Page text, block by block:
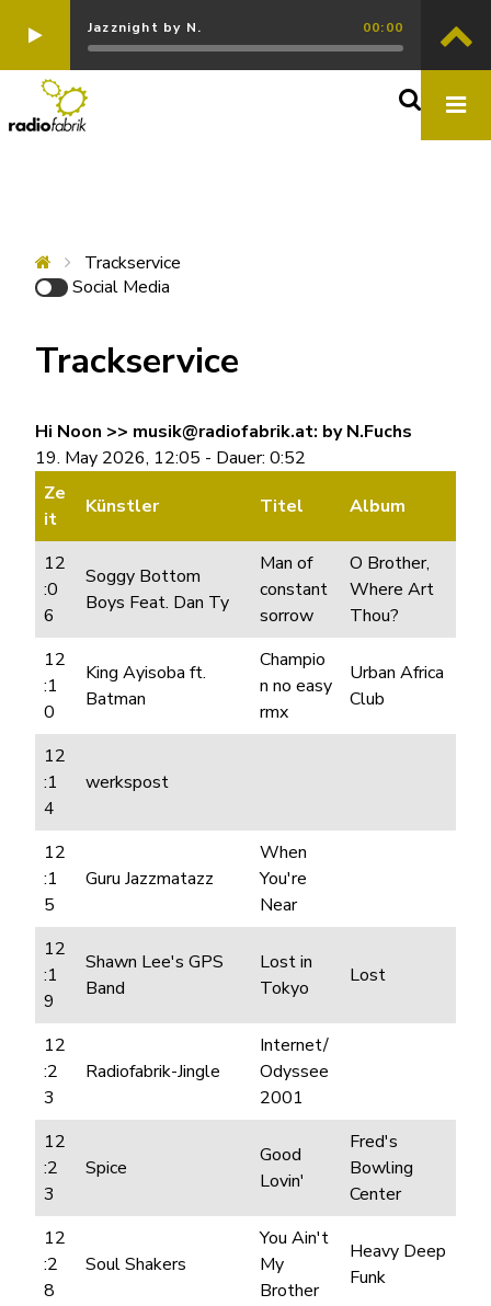
Jazznight by N. 00:00
Trackservice
Social Media
Trackservice
Hi Noon >> musik@radiofabrik.at: by N.Fuchs
19. May 2026, 12:05 - Dauer: 0:52
Ze
it
Künstler Titel Album
12
:0
6
Soggy Bottom
Boys Feat. Dan Ty
Man of
constant
sorrow
O Brother,
Where Art
Thou?
12
:1
0
King Ayisoba ft.
Batman
Champio
n no easy
rmx
Urban Africa
Club
12
:1
4
werkspost
12
:1
5
Guru Jazzmatazz
When
You're
Near
12
:1
9
Shawn Lee's GPS
Band
Lost in
Tokyo
Lost
12
:2
3
Radiofabrik-Jingle
Internet/
Odyssee
2001
12
:2
3
Spice
Good
Lovin'
Fred's
Bowling
Center
12
:2
8
Soul Shakers
You Ain't
My
Brother
Heavy Deep
Funk